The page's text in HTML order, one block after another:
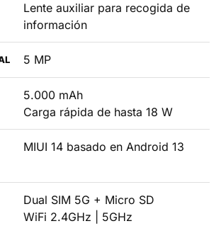
Lente auxiliar para recogida de
información
5 MP
5.000 mAh
Carga rápida de hasta 18 W
MIUI 14 basado en Android 13
Dual SIM 5G + Micro SD
WiFi 2.4GHz | 5GHz